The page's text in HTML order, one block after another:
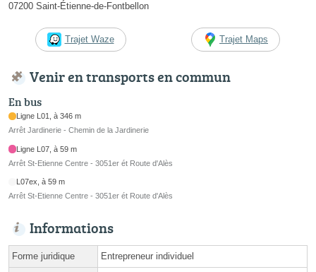
07200 Saint-Étienne-de-Fontbellon
Trajet Waze Trajet Maps
Venir en transports en commun
En bus
Ligne L01, à 346 m
Arrêt Jardinerie - Chemin de la Jardinerie
Ligne L07, à 59 m
Arrêt St-Etienne Centre - 3051er ét Route d'Alès
L07ex, à 59 m
Arrêt St-Etienne Centre - 3051er ét Route d'Alès
Informations
Forme juridique Entrepreneur individuel